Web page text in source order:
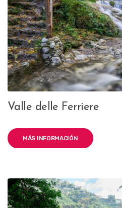
Valle delle Ferriere
MÁS INFORMACIÓN